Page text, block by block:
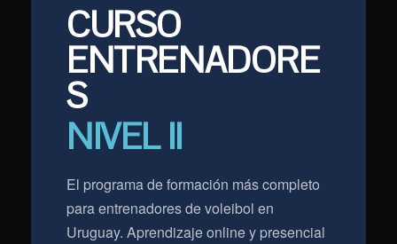
CURSO
ENTRENADORE
S
NIVEL II
El programa de formación más completo
para entrenadores de voleibol en
Uruguay. Aprendizaje online y presencial